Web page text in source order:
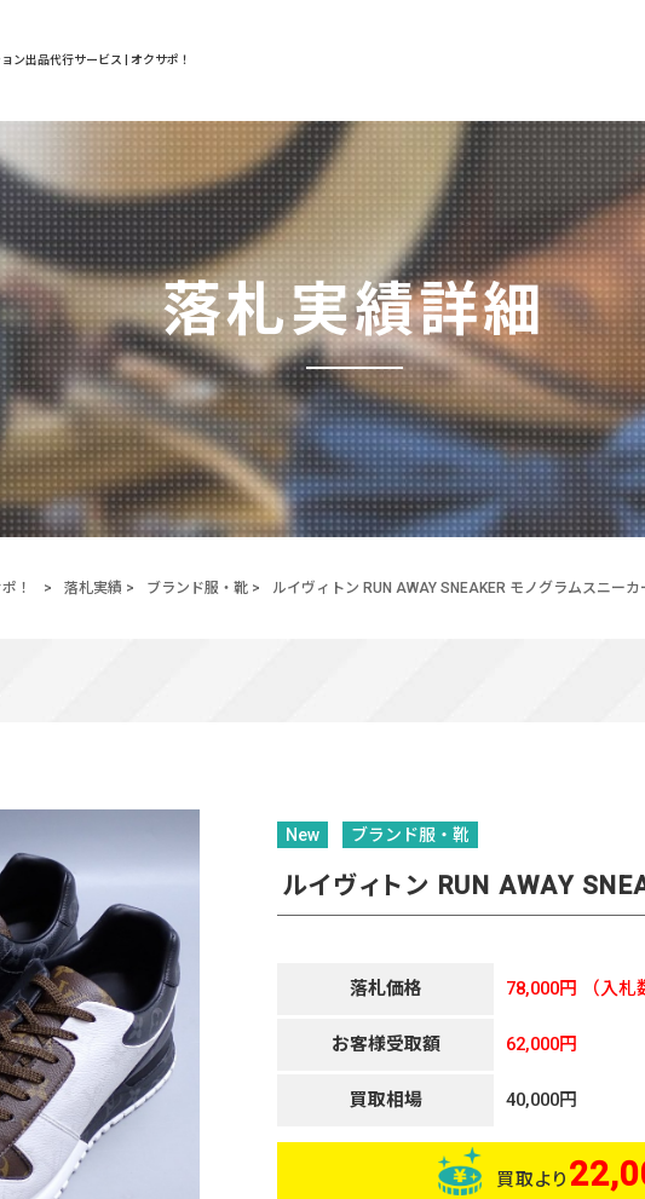
ン出品代行サービス | オクサポ！
落札実績詳細
！ > 落札実績 > ブランド服・靴> ルイヴィトン RUN AWAY SNEAKER モノグラムスニーカ
New ブランド服・靴
ルイヴィトン RUN AWAY
落札価格 78,000円 （入札
お客様受取額 62,000円
買取相場 40,000円
買取より